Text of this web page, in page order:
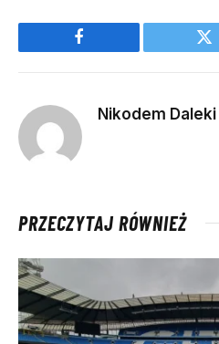
Facebook
Nikodem Daleki
PRZECZYTAJ RÓWNIEŻ